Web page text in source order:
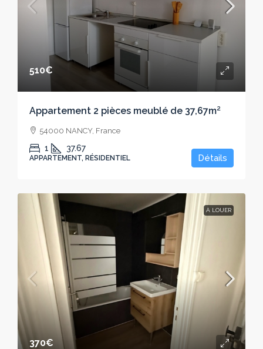
510€
Appartement 2 pièces meublé de 37,67m²
54000 NANCY, France
1 37.67
APPARTEMENT, RÉSIDENTIEL Détails
À LOUER
370€